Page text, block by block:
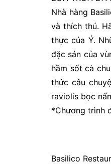
Nhà hàng
và thích thú.
thực của Ý.
đặc sản của
hầm sốt cà
thức câu
raviolis bọc
*Chương trình
Basilico